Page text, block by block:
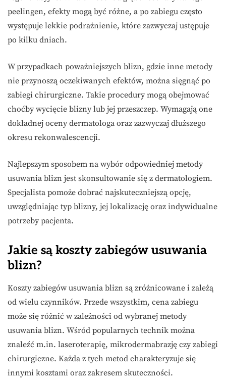
peelingen, efekty mogą być różne, a po zabiegu często
występuje lekkie podrażnienie, które zazwyczaj ustępuje
po kilku dniach.
W przypadkach poważniejszych blizn, gdzie inne metody
nie przynoszą oczekiwanych efektów, można sięgnąć po
zabiegi chirurgiczne. Takie procedury mogą obejmować
choćby wycięcie blizny lub jej przeszczep. Wymagają one
dokładnej oceny dermatologa oraz zazwyczaj dłuższego
okresu rekonwalescencji.
Najlepszym sposobem na wybór odpowiedniej metody
usuwania blizn jest skonsultowanie się z dermatologiem.
Specjalista pomoże dobrać najskuteczniejszą opcję,
uwzględniając typ blizny, jej lokalizację oraz indywidualne
potrzeby pacjenta.
Jakie są koszty zabiegów usuwania
blizn?
Koszty zabiegów usuwania blizn są zróżnicowane i zależą
od wielu czynników. Przede wszystkim, cena zabiegu
może się różnić w zależności od wybranej metody
usuwania blizn. Wśród popularnych technik można
znaleźć m.in. laseroterapię, mikrodermabrazję czy zabiegi
chirurgiczne. Każda z tych metod charakteryzuje się
innymi kosztami oraz zakresem skuteczności.